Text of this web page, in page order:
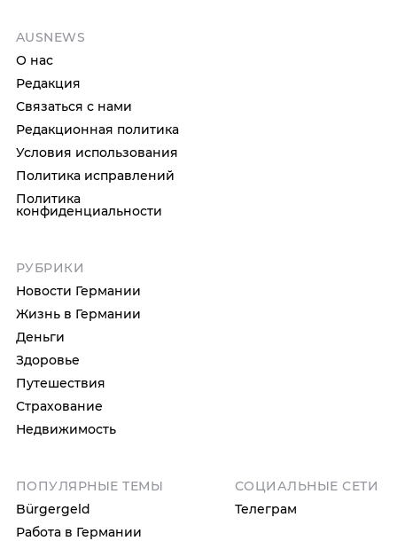
AUSNEWS
О нас
Редакция
Связаться с нами
Редакционная политика
Условия использования
Политика исправлений
Политика
конфиденциальности
РУБРИКИ
Новости Германии
Жизнь в Германии
Деньги
Здоровье
Путешествия
Страхование
Недвижимость
ПОПУЛЯРНЫЕ ТЕМЫ
Bürgergeld
Работа в Германии
СОЦИАЛЬНЫЕ СЕТИ
Телеграм